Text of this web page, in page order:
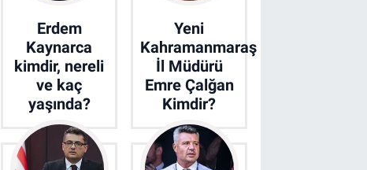
Erdem
Kaynarca
kimdir, nereli
ve kaç
yaşında?
Yeni
Kahramanmaraş
İl Müdürü
Emre Çalğan
Kimdir?